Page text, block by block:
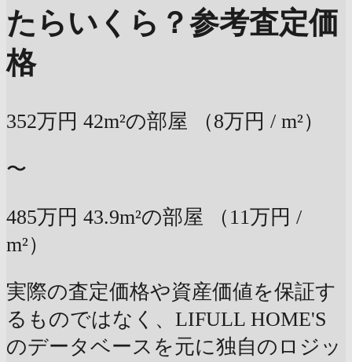
たらいくら？参考査定価
格
352万円 42m²の部屋 （8万円 / m²）
〜
485万円 43.9m²の部屋
（11万円 /
m²）
実際の査定価格や資産価値を保証す
るものではなく、LIFULL HOME'S
のデータベースを元に独自のロジッ